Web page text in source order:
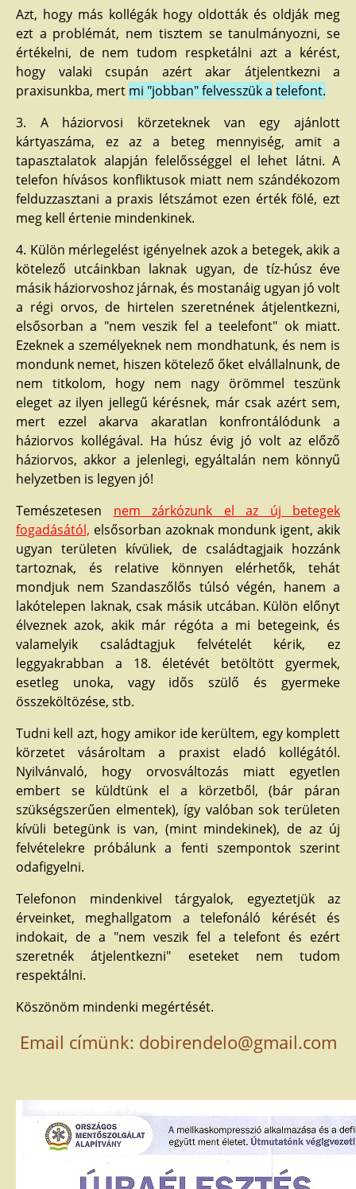
Azt, hogy más kollégák hogy oldották és oldják meg
ezt a problémát, nem tisztem se tanulmányozni, se
értékelni, de nem tudom respketálni azt a kérést,
hogy valaki csupán azért akar átjelentkezni a
praxisunkba, mert mi "jobban" felvesszük a telefont.
3. A háziorvosi körzeteknek van egy ajánlott
kártyaszáma, ez az a beteg mennyiség, amit a
tapasztalatok alapján felelősséggel el lehet látni. A
telefon hívásos konfliktusok miatt nem szándékozom
felduzzasztani a praxis létszámot ezen érték fölé, ezt
meg kell értenie mindenkinek.
4. Külön mérlegelést igényelnek azok a betegek, akik a
kötelező utcáinkban laknak ugyan, de tíz-húsz éve
másik háziorvoshoz járnak, és mostanáig ugyan jó volt
a régi orvos, de hirtelen szeretnének átjelentkezni,
elsősorban a "nem veszik fel a teelefont" ok miatt.
Ezeknek a személyeknek nem mondhatunk, és nem is
mondunk nemet, hiszen kötelező őket elvállalnunk, de
nem titkolom, hogy nem nagy örömmel teszünk
eleget az ilyen jellegű kérésnek, már csak azért sem,
mert ezzel akarva akaratlan konfrontálódunk a
háziorvos kollégával. Ha húsz évig jó volt az előző
háziorvos, akkor a jelenlegi, egyáltalán nem könnyű
helyzetben is legyen jó!
Temészetesen nem zárkózunk el az új betegek
fogadásától, elsősorban azoknak mondunk igent, akik
ugyan területen kívüliek, de családtagjaik hozzánk
tartoznak, és relative könnyen elérhetők, tehát
mondjuk nem Szandaszőlős túlsó végén, hanem a
lakótelepen laknak, csak másik utcában. Külön előnyt
élveznek azok, akik már régóta a mi betegeink, és
valamelyik családtagjuk felvételét kérik, ez
leggyakrabban a 18. életévét betöltött gyermek,
esetleg unoka, vagy idős szülő és gyermeke
összeköltözése, stb.
Tudni kell azt, hogy amikor ide kerültem, egy komplett
körzetet vásároltam a praxist eladó kollégától.
Nyilvánvaló, hogy orvosváltozás miatt egyetlen
embert se küldtünk el a körzetből, (bár páran
szükségszerűen elmentek), így valóban sok területen
kívüli betegünk is van, (mint mindekinek), de az új
felvételekre próbálunk a fenti szempontok szerint
odafigyelni.
Telefonon mindenkivel tárgyalok, egyeztetjük az
érveinket, meghallgatom a telefonáló kérését és
indokait, de a "nem veszik fel a telefont és ezért
szeretnék átjelentkezni" eseteket nem tudom
respektálni.
Köszönöm mindenki megértését.
Email címünk: dobirendelo@gmail.com